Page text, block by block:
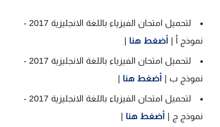
لتحميل امتحان الفيزياء باللغة الانجليزية 2017 -
نموذج أ | أضغط هنا
لتحميل امتحان الفيزياء باللغة الانجليزية 2017 -
نموذج ب | أضغط هنا
لتحميل امتحان الفيزياء باللغة الانجليزية 2017 -
نموذج ج | أضغط هنا